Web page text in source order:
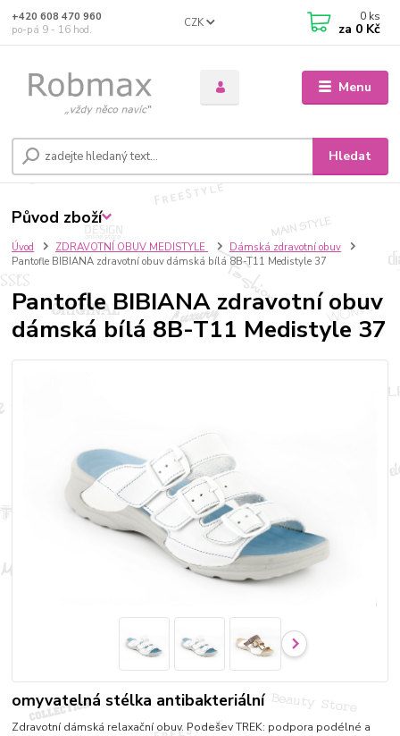
Menu
CZK
Hledat
+420 608 470 960
po-pá 9 - 16 hod.
0 ks
za 0 Kč
Úvod ZDRAVOTNÍ OBUV MEDISTYLE
Dámská zdravotní obuv
Pantofle BIBIANA zdravotní obuv dámská bílá 8B-T11 Medistyle 37
Pantofle BIBIANA zdravotní obuv
dámská bílá 8B-T11 Medistyle 37
omyvatelná stélka antibakteriální
Zdravotní dámská relaxační obuv. Podešev TREK: podpora podélné a
Původ zboží